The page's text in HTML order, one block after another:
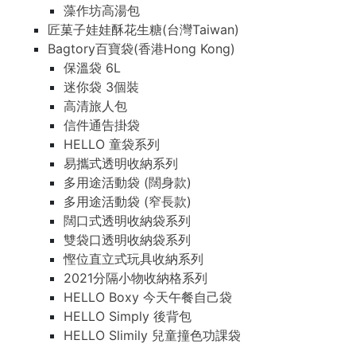
藻作坊高湯包
匠菓子娃娃酥花生糖(台灣Taiwan)
Bagtory百寶袋(香港Hong Kong)
保溫袋 6L
迷你袋 3個裝
高清旅人包
信件通告掛袋
HELLO 童袋系列
易攜式透明收納系列
多用途活動袋 (闊身款)
多用途活動袋 (窄長款)
闊口式透明收納袋系列
雙袋口透明收納袋系列
慳位直立式玩具收納系列
2021分隔小物收納格系列
HELLO Boxy 今天午餐自己袋
HELLO Simply 後背包
HELLO Slimily 兒童撞色功課袋